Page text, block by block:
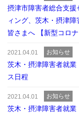
摂津市障害者総合支援
ィング、茨木・摂津
皆さまへ 【新型コロ
2021.04.01 お知らせ
茨木・摂津障害者就
ス日程
2021.04.01 お知らせ
茨木・摂津障害者就